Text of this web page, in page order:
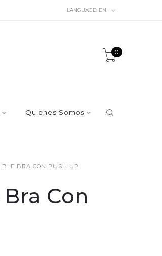
LANGUAGE: EN
0
Quienes Somos
BRA CON PUSH UP
Con